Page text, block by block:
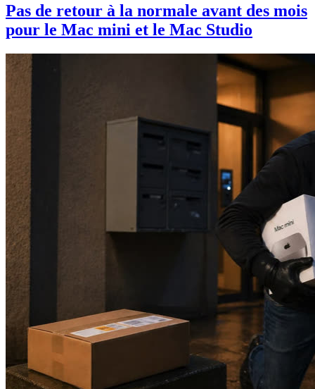
Pas de retour à la normale avant des mois
pour le Mac mini et le Mac Studio